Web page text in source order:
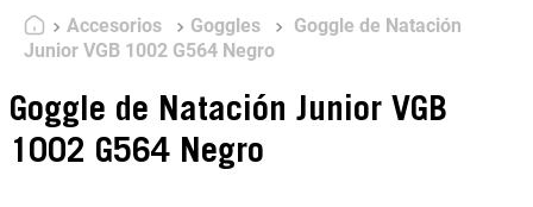
Accesorios Goggles
Goggle de Natación
Junior VGB 1002 G564 Negro
Goggle de Natación Junior VGB
1002 G564 Negro